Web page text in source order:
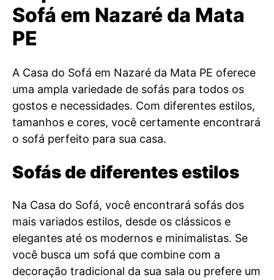
Sofá em Nazaré da Mata
PE
A Casa do Sofá em Nazaré da Mata PE oferece
uma ampla variedade de sofás para todos os
gostos e necessidades. Com diferentes estilos,
tamanhos e cores, você certamente encontrará
o sofá perfeito para sua casa.
Sofás de diferentes estilos
Na Casa do Sofá, você encontrará sofás dos
mais variados estilos, desde os clássicos e
elegantes até os modernos e minimalistas. Se
você busca um sofá que combine com a
decoração tradicional da sua sala ou prefere um